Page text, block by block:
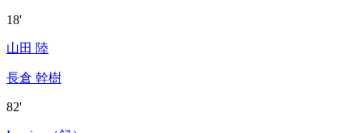
18'
山田 陸
長倉 幹樹
82'